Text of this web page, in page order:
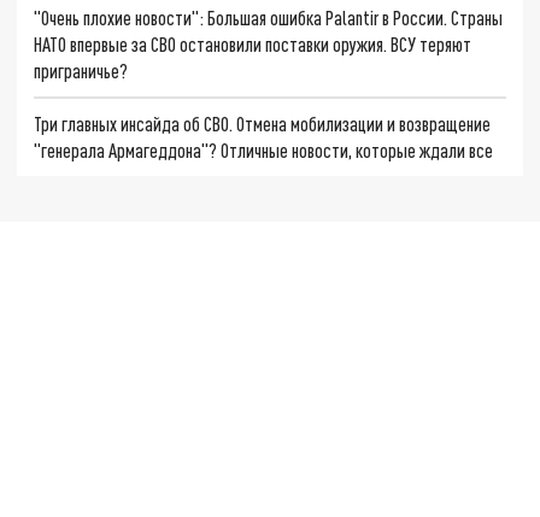
"Очень плохие новости": Большая ошибка Palantir в России. Страны
НАТО впервые за СВО остановили поставки оружия. ВСУ теряют
приграничье?
Три главных инсайда об СВО. Отмена мобилизации и возвращение
"генерала Армагеддона"? Отличные новости, которые ждали все